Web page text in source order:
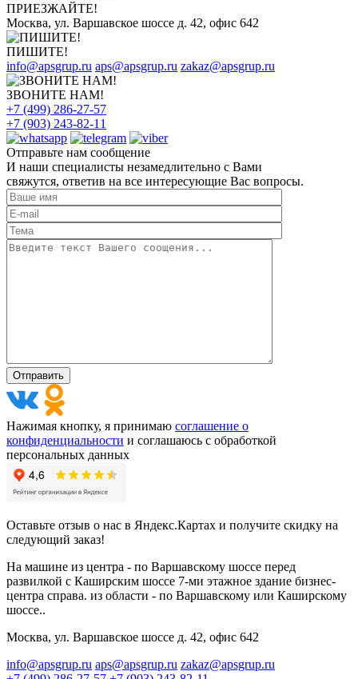
ПРИЕЗЖАЙТЕ!
Москва, ул. Варшавское шоссе д. 42, офис 642
ПИШИТЕ!
info@apsgrup.ru aps@apsgrup.ru zakaz@apsgrup.ru
ЗВОНИТЕ НАМ!
+7 (499) 286-27-57
+7 (903) 243-82-11
Отправьте нам сообщение
И наши специалисты незамедлительно с Вами
свяжутся, ответив на все интересующие Вас вопросы.
Нажимая кнопку, я принимаю соглашение о
конфиденциальности и соглашаюсь с обработкой
персональных данных
Оставьте отзыв о нас в Яндекс.Картах и получите скидку на
следующий заказ!
На машине из центра - по Варшавскому шоссе перед
развилкой с Каширским шоссе 7-ми этажное здание бизнес-
центра справа. из области - по Варшавскому или Каширскому
шоссе..
Москва, ул. Варшавское шоссе д. 42, офис 642
info@apsgrup.ru aps@apsgrup.ru zakaz@apsgrup.ru